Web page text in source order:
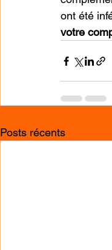
ont été
votre
Posts récents